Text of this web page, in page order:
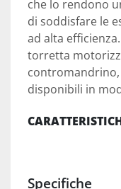
che lo rendono
di soddisfare le
ad alta
torretta
disponibili in
Banco
m²
Specifiche